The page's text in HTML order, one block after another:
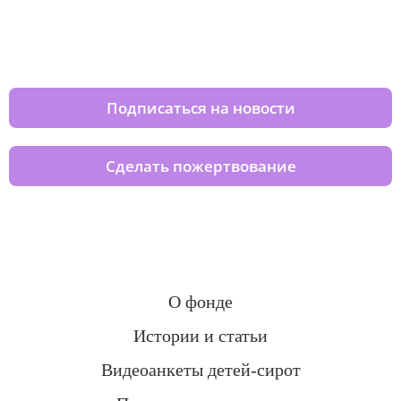
Подписаться на новости
Сделать пожертвование
О фонде
Истории и статьи
Видеоанкеты детей-сирот